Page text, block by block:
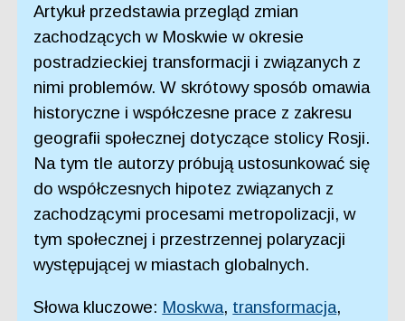
Artykuł przedstawia przegląd zmian
zachodzących w Moskwie w okresie
postradzieckiej transformacji i związanych z
nimi problemów. W skrótowy sposób omawia
historyczne i współczesne prace z zakresu
geografii społecznej dotyczące stolicy Rosji.
Na tym tle autorzy próbują ustosunkować się
do współczesnych hipotez związanych z
zachodzącymi procesami metropolizacji, w
tym społecznej i przestrzennej polaryzacji
występującej w miastach globalnych.
Słowa kluczowe: Moskwa, transformacja,